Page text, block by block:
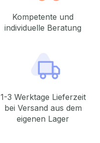
Kompetente und
individuelle Beratung
1-3 Werktage Lieferzeit
bei Versand aus dem
eigenen Lager